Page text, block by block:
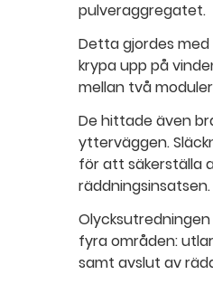
pulveraggregatet.
Detta gjordes
krypa upp på
mellan två
De hittade även
ytterväggen.
för att säkerställa
räddningsinsatsen.
fyra områden:
samt avslut av